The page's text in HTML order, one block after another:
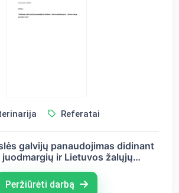
Referatai
galvijų panaudojimas didinant
ir Lietuvos žalųjų
Peržiūrėti darbą